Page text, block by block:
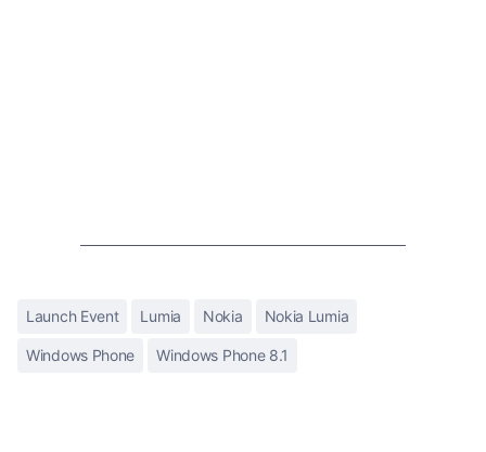
Launch Event Lumia Nokia Nokia Lumia
Windows Phone Windows Phone 8.1